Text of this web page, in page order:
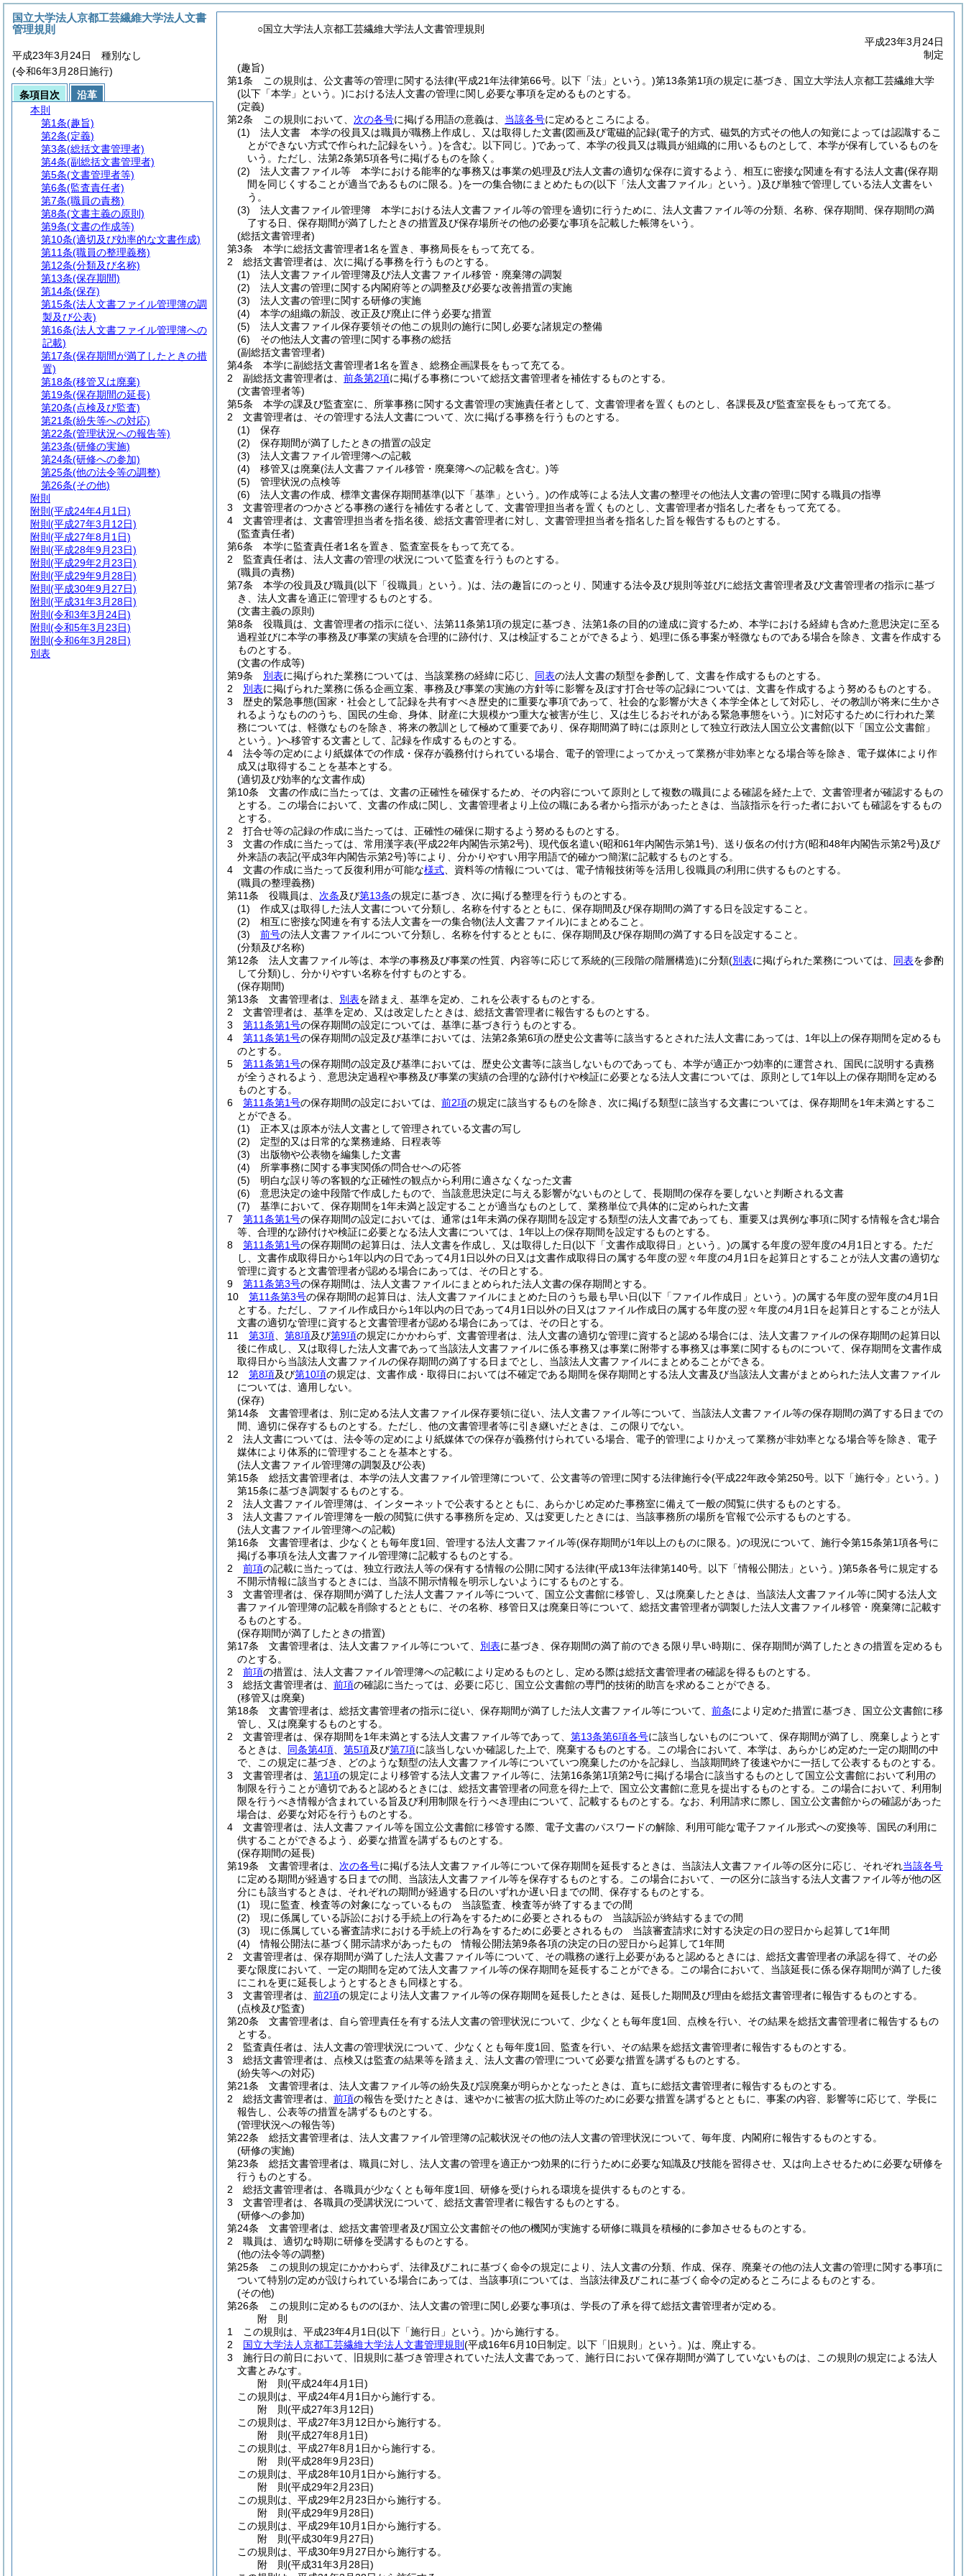
○国立大学法人京都工芸繊維大学法人文書管理規則
平成23年3月24日
制定
(趣旨)
第1条
この規則は、公文書等の管理に関する法律(平成21年法律第66号。以下「法」という。)第13条第1項の規定に基づき、国立大学法人京都工芸繊維大学
(以下「本学」という。)における法人文書の管理に関し必要な事項を定めるものとする。
(定義)
第2条
この規則において、 次の各号に掲げる用語の意義は、 当該各号に定めるところによる。
(1)
法人文書 本学の役員又は職員が職務上作成し、又は取得した文書(図画及び電磁的記録(電子的方式、磁気的方式その他人の知覚によっては認識するこ
とができない方式で作られた記録をいう。)を含む。以下同じ。)であって、本学の役員又は職員が組織的に用いるものとして、本学が保有しているものを
いう。 ただし、法第2条第5項各号に掲げるものを除く。
(2)
法人文書ファイル等 本学における能率的な事務又は事業の処理及び法人文書の適切な保存に資するよう、相互に密接な関連を有する法人文書(保存期
間を同じくすることが適当であるものに限る。)を一の集合物にまとめたもの(以下「法人文書ファイル」という。)及び単独で管理している法人文書をい
う。
(3)
法人文書ファイル管理簿 本学における法人文書ファイル等の管理を適切に行うために、法人文書ファイル等の分類、名称、保存期間、保存期間の満
了する日、保存期間が満了したときの措置及び保存場所その他の必要な事項を記載した帳簿をいう。
(総括文書管理者)
第3条
本学に総括文書管理者1名を置き、事務局長をもって充てる。
2
総括文書管理者は、次に掲げる事務を行うものとする。
(1)
法人文書ファイル管理簿及び法人文書ファイル移管・廃棄簿の調製
(2)
法人文書の管理に関する内閣府等との調整及び必要な改善措置の実施
(3)
法人文書の管理に関する研修の実施
(4)
本学の組織の新設、改正及び廃止に伴う必要な措置
(5)
法人文書ファイル保存要領その他この規則の施行に関し必要な諸規定の整備
(6)
その他法人文書の管理に関する事務の総括
(副総括文書管理者)
第4条
本学に副総括文書管理者1名を置き、総務企画課長をもって充てる。
2
副総括文書管理者は、 前条第2項に掲げる事務について総括文書管理者を補佐するものとする。
(文書管理者等)
第5条
本学の課及び監査室に、所掌事務に関する文書管理の実施責任者として、文書管理者を置くものとし、各課長及び監査室長をもって充てる。
2
文書管理者は、その管理する法人文書について、次に掲げる事務を行うものとする。
(1)
保存
(2)
保存期間が満了したときの措置の設定
(3)
法人文書ファイル管理簿への記載
(4)
移管又は廃棄(法人文書ファイル移管・廃棄簿への記載を含む。)等
(5)
管理状況の点検等
(6)
法人文書の作成、標準文書保存期間基準(以下「基準」という。)の作成等による法人文書の整理その他法人文書の管理に関する職員の指導
3
文書管理者のつかさどる事務の遂行を補佐する者として、文書管理担当者を置くものとし、文書管理者が指名した者をもって充てる。
4
文書管理者は、文書管理担当者を指名後、総括文書管理者に対し、文書管理担当者を指名した旨を報告するものとする。
(監査責任者)
第6条
本学に監査責任者1名を置き、監査室長をもって充てる。
2
監査責任者は、法人文書の管理の状況について監査を行うものとする。
(職員の責務)
第7条
本学の役員及び職員(以下「役職員」という。)は、法の趣旨にのっとり、関連する法令及び規則等並びに総括文書管理者及び文書管理者の指示に基づ
き、法人文書を適正に管理するものとする。
(文書主義の原則)
第8条
役職員は、文書管理者の指示に従い、法第11条第1項の規定に基づき、法第1条の目的の達成に資するため、本学における経緯も含めた意思決定に至る
過程並びに本学の事務及び事業の実績を合理的に跡付け、又は検証することができるよう、処理に係る事案が軽微なものである場合を除き、文書を作成する
ものとする。
(文書の作成等)
第9条
別表に掲げられた業務については、当該業務の経緯に応じ、 同表の法人文書の類型を参酌して、文書を作成するものとする。
2
別表に掲げられた業務に係る企画立案、事務及び事業の実施の方針等に影響を及ぼす打合せ等の記録については、文書を作成するよう努めるものとする。
3
歴史的緊急事態(国家・社会として記録を共有すべき歴史的に重要な事項であって、社会的な影響が大きく本学全体として対応し、その教訓が将来に生かさ
れるようなもののうち、国民の生命、身体、財産に大規模かつ重大な被害が生じ、又は生じるおそれがある緊急事態をいう。)に対応するために行われた業
務については、軽微なものを除き、将来の教訓として極めて重要であり、保存期間満了時には原則として独立行政法人国立公文書館(以下「国立公文書館」
という。)へ移管する文書として、記録を作成するものとする。
4
法令等の定めにより紙媒体での作成・保存が義務付けられている場合、電子的管理によってかえって業務が非効率となる場合等を除き、電子媒体により作
成又は取得することを基本とする。
(適切及び効率的な文書作成)
第10条
文書の作成に当たっては、文書の正確性を確保するため、その内容について原則として複数の職員による確認を経た上で、文書管理者が確認するもの
とする。
この場合において、文書の作成に関し、文書管理者より上位の職にある者から指示があったときは、当該指示を行った者においても確認をするもの
とする。
2
打合せ等の記録の作成に当たっては、正確性の確保に期するよう努めるものとする。
3
文書の作成に当たっては、常用漢字表(平成22年内閣告示第2号) 、現代仮名遣い(昭和61年内閣告示第1号) 、送り仮名の付け方(昭和48年内閣告示第2号)及び
外来語の表記(平成3年内閣告示第2号)等により、分かりやすい用字用語で的確かつ簡潔に記載するものとする。
4
文書の作成に当たって反復利用が可能な様式 、資料等の情報については、電子情報技術等を活用し役職員の利用に供するものとする。
(職員の整理義務)
第11条
役職員は、 次条及び第13条の規定に基づき、次に掲げる整理を行うものとする。
(1)
作成又は取得した法人文書について分類し、名称を付するとともに、保存期間及び保存期間の満了する日を設定すること。
(2)
相互に密接な関連を有する法人文書を一の集合物(法人文書ファイル)にまとめること。
(3)
前号の法人文書ファイルについて分類し、名称を付するとともに、保存期間及び保存期間の満了する日を設定すること。
(分類及び名称)
第12条
法人文書ファイル等は、本学の事務及び事業の性質、内容等に応じて系統的(三段階の階層構造)に分類(別表に掲げられた業務については、 同表を参酌
して分類) し、分かりやすい名称を付すものとする。
(保存期間)
第13条
文書管理者は、 別表を踏まえ、基準を定め、これを公表するものとする。
2
文書管理者は、基準を定め、又は改定したときは、総括文書管理者に報告するものとする。
3
第11条第1号の保存期間の設定については、基準に基づき行うものとする。
4
第11条第1号の保存期間の設定及び基準においては、法第2条第6項の歴史公文書等に該当するとされた法人文書にあっては、1年以上の保存期間を定めるも
のとする。
5
第11条第1号の保存期間の設定及び基準においては、歴史公文書等に該当しないものであっても、本学が適正かつ効率的に運営され、国民に説明する責務
が全うされるよう、意思決定過程や事務及び事業の実績の合理的な跡付けや検証に必要となる法人文書については、原則として1年以上の保存期間を定める
ものとする。
6
第11条第1号の保存期間の設定においては、 前2項の規定に該当するものを除き、次に掲げる類型に該当する文書については、保存期間を1年未満とするこ
とができる。
(1)
正本又は原本が法人文書として管理されている文書の写し
(2)
定型的又は日常的な業務連絡、日程表等
(3)
出版物や公表物を編集した文書
(4)
所掌事務に関する事実関係の問合せへの応答
(5)
明白な誤り等の客観的な正確性の観点から利用に適さなくなった文書
(6)
意思決定の途中段階で作成したもので、当該意思決定に与える影響がないものとして、長期間の保存を要しないと判断される文書
(7)
基準において、保存期間を1年未満と設定することが適当なものとして、業務単位で具体的に定められた文書
7
第11条第1号の保存期間の設定においては、通常は1年未満の保存期間を設定する類型の法人文書であっても、重要又は異例な事項に関する情報を含む場合
等、合理的な跡付けや検証に必要となる法人文書については、1年以上の保存期間を設定するものとする。
8
第11条第1号の保存期間の起算日は、法人文書を作成し、又は取得した日(以下「文書作成取得日」という。)の属する年度の翌年度の4月1日とする。 ただ
し、文書作成取得日から1年以内の日であって4月1日以外の日又は文書作成取得日の属する年度の翌々年度の4月1日を起算日とすることが法人文書の適切な
管理に資すると文書管理者が認める場合にあっては、その日とする。
9
第11条第3号の保存期間は、法人文書ファイルにまとめられた法人文書の保存期間とする。
10
第11条第3号の保存期間の起算日は、法人文書ファイルにまとめた日のうち最も早い日(以下「ファイル作成日」という。)の属する年度の翌年度の4月1日
とする。 ただし、ファイル作成日から1年以内の日であって4月1日以外の日又はファイル作成日の属する年度の翌々年度の4月1日を起算日とすることが法人
文書の適切な管理に資すると文書管理者が認める場合にあっては、その日とする。
11
第3項 第8項及び第9項の規定にかかわらず、文書管理者は、法人文書の適切な管理に資すると認める場合には、法人文書ファイルの保存期間の起算日以
後に作成し、又は取得した法人文書であって当該法人文書ファイルに係る事務又は事業に附帯する事務又は事業に関するものについて、保存期間を文書作成
取得日から当該法人文書ファイルの保存期間の満了する日までとし、当該法人文書ファイルにまとめることができる。
12
第8項及び第10項の規定は、文書作成・取得日においては不確定である期間を保存期間とする法人文書及び当該法人文書がまとめられた法人文書ファイル
については、適用しない。
(保存)
第14条
文書管理者は、別に定める法人文書ファイル保存要領に従い、法人文書ファイル等について、当該法人文書ファイル等の保存期間の満了する日までの
間、適切に保存するものとする。 ただし、他の文書管理者等に引き継いだときは、この限りでない。
2
法人文書については、法令等の定めにより紙媒体での保存が義務付けられている場合、電子的管理によりかえって業務が非効率となる場合等を除き、電子
媒体により体系的に管理することを基本とする。
(法人文書ファイル管理簿の調製及び公表)
第15条
総括文書管理者は、本学の法人文書ファイル管理簿について、公文書等の管理に関する法律施行令(平成22年政令第250号。以下「施行令」という。)
第15条に基づき調製するものとする。
2
法人文書ファイル管理簿は、インターネットで公表するとともに、あらかじめ定めた事務室に備えて一般の閲覧に供するものとする。
3
法人文書ファイル管理簿を一般の閲覧に供する事務所を定め、又は変更したときには、当該事務所の場所を官報で公示するものとする。
(法人文書ファイル管理簿への記載)
第16条
文書管理者は、少なくとも毎年度1回、管理する法人文書ファイル等(保存期間が1年以上のものに限る。)の現況について、施行令第15条第1項各号に
掲げる事項を法人文書ファイル管理簿に記載するものとする。
2
前項の記載に当たっては、独立行政法人等の保有する情報の公開に関する法律(平成13年法律第140号。以下「情報公開法」という。)第5条各号に規定する
不開示情報に該当するときには、当該不開示情報を明示しないようにするものとする。
3
文書管理者は、保存期間が満了した法人文書ファイル等について、国立公文書館に移管し、又は廃棄したときは、当該法人文書ファイル等に関する法人文
書ファイル管理簿の記載を削除するとともに、その名称、移管日又は廃棄日等について、総括文書管理者が調製した法人文書ファイル移管・廃棄簿に記載す
るものとする。
(保存期間が満了したときの措置)
第17条
文書管理者は、法人文書ファイル等について、 別表に基づき、保存期間の満了前のできる限り早い時期に、保存期間が満了したときの措置を定めるも
のとする。
2
前項の措置は、法人文書ファイル管理簿への記載により定めるものとし、定める際は総括文書管理者の確認を得るものとする。
3
総括文書管理者は、 前項の確認に当たっては、必要に応じ、国立公文書館の専門的技術的助言を求めることができる。
(移管又は廃棄)
第18条
文書管理者は、総括文書管理者の指示に従い、保存期間が満了した法人文書ファイル等について、 前条により定めた措置に基づき、国立公文書館に移
管し、又は廃棄するものとする。
2
文書管理者は、保存期間を1年未満とする法人文書ファイル等であって、 第13条第6項各号に該当しないものについて、保存期間が満了し、廃棄しようとす
るときは、 同条第4項 第5項及び第7項に該当しないか確認した上で、廃棄するものとする。
この場合において、本学は、あらかじめ定めた一定の期間の中
で、この規定に基づき、どのような類型の法人文書ファイル等についていつ廃棄したのかを記録し、当該期間終了後速やかに一括して公表するものとする。
3
文書管理者は、 第1項の規定により移管する法人文書ファイル等に、法第16条第1項第2号に掲げる場合に該当するものとして国立公文書館において利用の
制限を行うことが適切であると認めるときには、総括文書管理者の同意を得た上で、国立公文書館に意見を提出するものとする。
この場合において、利用制
限を行うべき情報が含まれている旨及び利用制限を行うべき理由について、記載するものとする。 なお、利用請求に際し、国立公文書館からの確認があった
場合は、必要な対応を行うものとする。
4
文書管理者は、法人文書ファイル等を国立公文書館に移管する際、電子文書のパスワードの解除、利用可能な電子ファイル形式への変換等、国民の利用に
供することができるよう、必要な措置を講ずるものとする。
(保存期間の延長)
第19条
文書管理者は、 次の各号に掲げる法人文書ファイル等について保存期間を延長するときは、当該法人文書ファイル等の区分に応じ、それぞれ当該各号
に定める期間が経過する日までの間、当該法人文書ファイル等を保存するものとする。
この場合において、一の区分に該当する法人文書ファイル等が他の区
分にも該当するときは、それぞれの期間が経過する日のいずれか遅い日までの間、保存するものとする。
(1)
現に監査、検査等の対象になっているもの 当該監査、検査等が終了するまでの間
(2)
現に係属している訴訟における手続上の行為をするために必要とされるもの 当該訴訟が終結するまでの間
(3)
現に係属している審査請求における手続上の行為をするために必要とされるもの 当該審査請求に対する決定の日の翌日から起算して1年間
(4)
情報公開法に基づく開示請求があったもの 情報公開法第9条各項の決定の日の翌日から起算して1年間
2
文書管理者は、保存期間が満了した法人文書ファイル等について、その職務の遂行上必要があると認めるときには、総括文書管理者の承認を得て、その必
要な限度において、一定の期間を定めて法人文書ファイル等の保存期間を延長することができる。
この場合において、当該延長に係る保存期間が満了した後
にこれを更に延長しようとするときも同様とする。
3
文書管理者は、 前2項の規定により法人文書ファイル等の保存期間を延長したときは、延長した期間及び理由を総括文書管理者に報告するものとする。
(点検及び監査)
第20条
文書管理者は、自ら管理責任を有する法人文書の管理状況について、少なくとも毎年度1回、点検を行い、その結果を総括文書管理者に報告するもの
とする。
2
監査責任者は、法人文書の管理状況について、少なくとも毎年度1回、監査を行い、その結果を総括文書管理者に報告するものとする。
3
総括文書管理者は、点検又は監査の結果等を踏まえ、法人文書の管理について必要な措置を講ずるものとする。
(紛失等への対応)
第21条
文書管理者は、法人文書ファイル等の紛失及び誤廃棄が明らかとなったときは、直ちに総括文書管理者に報告するものとする。
2
総括文書管理者は、 前項の報告を受けたときは、速やかに被害の拡大防止等のために必要な措置を講ずるとともに、事案の内容、影響等に応じて、学長に
報告し、公表等の措置を講ずるものとする。
(管理状況への報告等)
第22条
総括文書管理者は、法人文書ファイル管理簿の記載状況その他の法人文書の管理状況について、毎年度、内閣府に報告するものとする。
(研修の実施)
第23条
総括文書管理者は、職員に対し、法人文書の管理を適正かつ効果的に行うために必要な知識及び技能を習得させ、又は向上させるために必要な研修を
行うものとする。
2
総括文書管理者は、各職員が少なくとも毎年度1回、研修を受けられる環境を提供するものとする。
3
文書管理者は、各職員の受講状況について、総括文書管理者に報告するものとする。
(研修への参加)
第24条
文書管理者は、総括文書管理者及び国立公文書館その他の機関が実施する研修に職員を積極的に参加させるものとする。
2
職員は、適切な時期に研修を受講するものとする。
(他の法令等の調整)
第25条
この規則の規定にかかわらず、法律及びこれに基づく命令の規定により、法人文書の分類、作成、保存、廃棄その他の法人文書の管理に関する事項に
ついて特別の定めが設けられている場合にあっては、当該事項については、当該法律及びこれに基づく命令の定めるところによるものとする。
(その他)
第26条
この規則に定めるもののほか、法人文書の管理に関し必要な事項は、学長の了承を得て総括文書管理者が定める。
附 則
1
この規則は、平成23年4月1日(以下「施行日」という。)から施行する。
2
国立大学法人京都工芸繊維大学法人文書管理規則 (平成16年6月10日制定。以下「旧規則」という。)は、廃止する。
3
施行日の前日において、旧規則に基づき管理されていた法人文書であって、施行日において保存期間が満了していないものは、この規則の規定による法人
文書とみなす。
附 則(平成24年4月1日)
この規則は、平成24年4月1日から施行する。
附 則(平成27年3月12日)
この規則は、平成27年3月12日から施行する。
附 則(平成27年8月1日)
この規則は、平成27年8月1日から施行する。
附 則(平成28年9月23日)
この規則は、平成28年10月1日から施行する。
附 則(平成29年2月23日)
この規則は、平成29年2月23日から施行する。
附 則(平成29年9月28日)
この規則は、平成29年10月1日から施行する。
附 則(平成30年9月27日)
この規則は、平成30年9月27日から施行する。
附 則(平成31年3月28日)
国立大学法人京都工芸繊維大学法人文書
管理規則
平成23年3月24日 種別なし
(令和6年3月28日施行)
条項目次
沿革
本則
第1条(趣旨)
第2条(定義)
第3条(総括文書管理者)
第4条(副総括文書管理者)
第5条(文書管理者等)
第6条(監査責任者)
第7条(職員の責務)
第8条(文書主義の原則)
第9条(文書の作成等)
第10条(適切及び効率的な文書作成)
第11条(職員の整理義務)
第12条(分類及び名称)
第13条(保存期間)
第14条(保存)
第15条(法人文書ファイル管理簿の調
製及び公表)
第16条(法人文書ファイル管理簿への
記載)
第17条(保存期間が満了したときの措
置)
第18条(移管又は廃棄)
第19条(保存期間の延長)
第20条(点検及び監査)
第21条(紛失等への対応)
第22条(管理状況への報告等)
第23条(研修の実施)
第24条(研修への参加)
第25条(他の法令等の調整)
第26条(その他)
附則
附則 (平成24年4月1日)
附則 (平成27年3月12日)
附則 (平成27年8月1日)
附則 (平成28年9月23日)
附則 (平成29年2月23日)
附則 (平成29年9月28日)
附則 (平成30年9月27日)
附則 (平成31年3月28日)
附則 (令和3年3月24日)
附則 (令和5年3月23日)
附則 (令和6年3月28日)
別表